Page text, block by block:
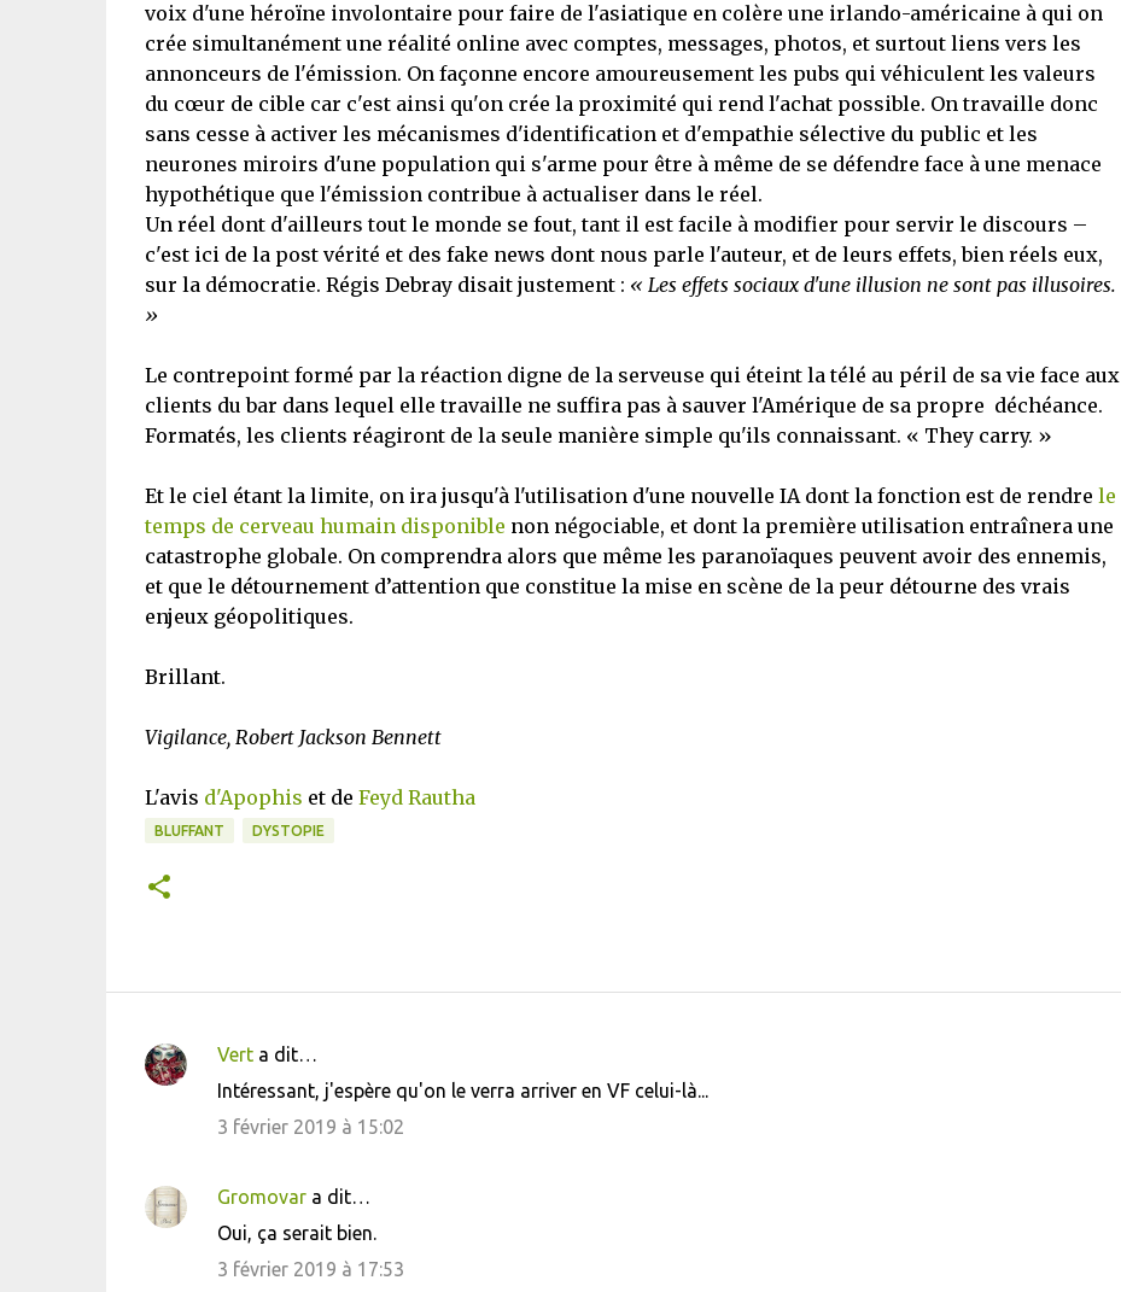
voix d'une héroïne involontaire pour faire de l'asiatique en colère une irlando-américaine à qui on
crée simultanément une réalité online avec comptes, messages, photos, et surtout liens vers les
annonceurs de l'émission. On façonne encore amoureusement les pubs qui véhiculent les valeurs
du cœur de cible car c'est ainsi qu'on crée la proximité qui rend l'achat possible. On travaille donc
sans cesse à activer les mécanismes d'identification et d'empathie sélective du public et les
neurones miroirs d'une population qui s'arme pour être à même de se défendre face à une menace
hypothétique que l'émission contribue à actualiser dans le réel.
Un réel dont d'ailleurs tout le monde se fout, tant il est facile à modifier pour servir le discours –
c'est ici de la post vérité et des fake news dont nous parle l'auteur, et de leurs effets, bien réels eux,
sur la démocratie. Régis Debray disait justement : « Les effets sociaux d'une illusion ne sont pas illusoires.
»
Le contrepoint formé par la réaction digne de la serveuse qui éteint la télé au péril de sa vie face aux
clients du bar dans lequel elle travaille ne suffira pas à sauver l'Amérique de sa propre déchéance.
Formatés, les clients réagiront de la seule manière simple qu'ils connaissant. « They carry. »
Et le ciel étant la limite, on ira jusqu'à l'utilisation d'une nouvelle IA dont la fonction est de rendre le
temps de cerveau humain disponible non négociable, et dont la première utilisation entraînera une
catastrophe globale. On comprendra alors que même les paranoïaques peuvent avoir des ennemis,
et que le détournement d’attention que constitue la mise en scène de la peur détourne des vrais
enjeux géopolitiques.
Brillant.
Vigilance, Robert Jackson Bennett
L'avis d'Apophis et de Feyd Rautha
BLUFFANT DYSTOPIE
C
e
Verta dit…
Intéressant, j'espère qu'on le verra arriver en VF celui-là...
3 février 2019 à 15:02
Gromovara dit…
Oui, ça serait bien.
3 février 2019 à 17:53